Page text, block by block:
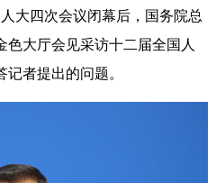
四次会议闭幕后，国务院总
大厅会见采访十二届全国人
者提出的问题。